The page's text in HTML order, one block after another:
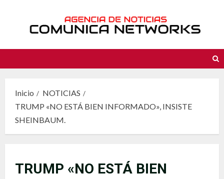
contenido
Inicio
NOTICIAS
TRUMP «NO ESTÁ BIEN INFORMADO», INSISTE
SHEINBAUM.
TRUMP «NO ESTÁ BIEN